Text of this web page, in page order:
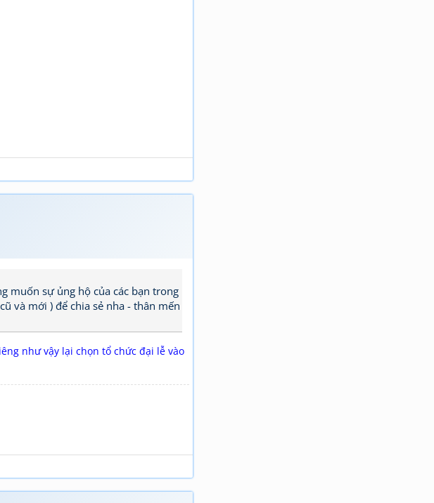
muốn sự ủng hộ của các bạn trong
và mới ) để chia sẻ nha - thân mến
như vậy lại chọn tổ chức đại lễ vào